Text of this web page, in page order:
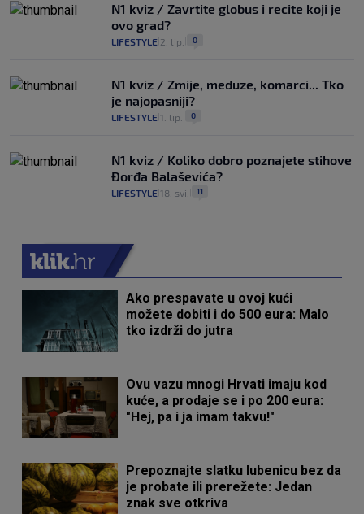
N1 kviz / Zavrtite globus i recite koji je
ovo grad?
LIFESTYLE 2. lip. 0
N1 kviz / Zmije, meduze, komarci... Tko
je najopasniji?
LIFESTYLE 1. lip. 0
N1 kviz / Koliko dobro poznajete stihove
Đorđa Balaševića?
LIFESTYLE 18. svi. 11
Ako prespavate u ovoj kući
možete dobiti i do 500 eura: Malo
tko izdrži do jutra
Ovu vazu mnogi Hrvati imaju kod
kuće, a prodaje se i po 200 eura:
"Hej, pa i ja imam takvu!"
Prepoznajte slatku lubenicu bez da
je probate ili prerežete: Jedan
znak sve otkriva